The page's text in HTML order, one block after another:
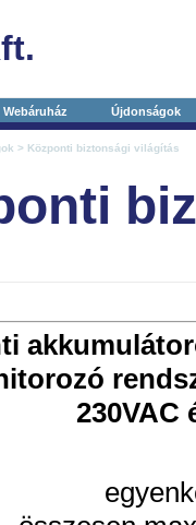
Webáruház Újdonságok
> Központi biztonsági világítás
230VAC